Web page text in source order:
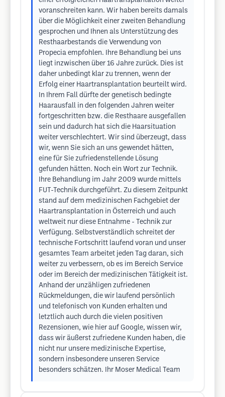
voranschreiten kann. Wir haben bereits damals
über die Möglichkeit einer zweiten Behandlung
gesprochen und Ihnen als Unterstützung des
Resthaarbestands die Verwendung von
Propecia empfohlen. Ihre Behandlung bei uns
liegt inzwischen über 16 Jahre zurück. Dies ist
daher unbedingt klar zu trennen, wenn der
Erfolg einer Haartransplantation beurteilt wird.
In Ihrem Fall dürfte der genetisch bedingte
Haarausfall in den folgenden Jahren weiter
fortgeschritten bzw. die Resthaare ausgefallen
sein und dadurch hat sich die Haarsituation
weiter verschlechtert. Wir sind überzeugt, dass
wir, wenn Sie sich an uns gewendet hätten,
eine für Sie zufriedenstellende Lösung
gefunden hätten. Noch ein Wort zur Technik.
Ihre Behandlung im Jahr 2009 wurde mittels
FUT-Technik durchgeführt. Zu diesem Zeitpunkt
stand auf dem medizinischen Fachgebiet der
Haartransplantation in Österreich und auch
weltweit nur diese Entnahme - Technik zur
Verfügung. Selbstverständlich schreitet der
technische Fortschritt laufend voran und unser
gesamtes Team arbeitet jeden Tag daran, sich
weiter zu verbessern, ob es im Bereich Service
oder im Bereich der medizinischen Tätigkeit ist.
Anhand der unzähligen zufriedenen
Rückmeldungen, die wir laufend persönlich
und telefonisch von Kunden erhalten und
letztlich auch durch die vielen positiven
Rezensionen, wie hier auf Google, wissen wir,
dass wir äußerst zufriedene Kunden haben, die
nicht nur unsere medizinische Expertise,
sondern insbesondere unseren Service
besonders schätzen. Ihr Moser Medical Team